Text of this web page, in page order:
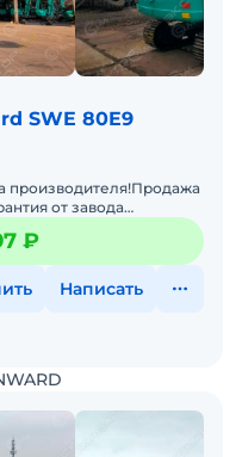
SWE 80E9
производителя!Продажа
от завода
680
₽
Написать